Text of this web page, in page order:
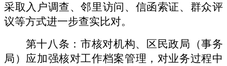
采取入户调查、邻里访问、信函索证、群众评
议等方式进一步查实比对。
第十八条：市核对机构、区民政局（事务
局）应加强核对工作档案管理，对业务过程中